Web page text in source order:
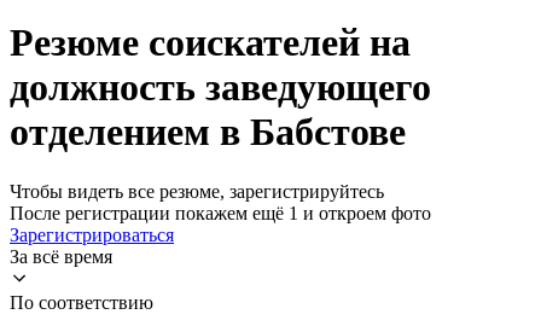
Резюме соискателей на
должность заведующего
отделением в Бабстове
Чтобы видеть все резюме, зарегистрируйтесь
После регистрации покажем ещё 1 и откроем фото
Зарегистрироваться
За всё время
По соответствию